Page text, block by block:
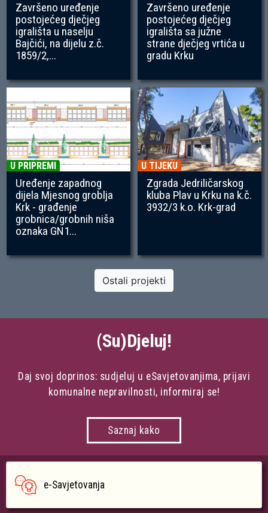
Završeno uređenje
postojećeg dječjeg
igrališta u naselju
Bajčići, na dijelu z.č.
1859/2,...
Završeno uređenje
postojećeg dječjeg
igrališta sa južne
strane dječjeg vrtića u
gradu Krku
U PRIPREMI
Uređenje zapadnog
dijela Mjesnog groblja
Krk - građenje
grobnica/grobnih niša
oznaka GN1...
U TIJEKU
Zgrada Jedriličarskog
kluba Plav u Krku na k.č.
3932/3 k.o. Krk-grad
Ostali projekti
(Su)Djeluj!
Daj svoj doprinos: sudjeluj u eSavjetovanjima, prijavi
komunalne nepravilnosti, informiraj se!
Saznaj kako
e-Savjetovanja